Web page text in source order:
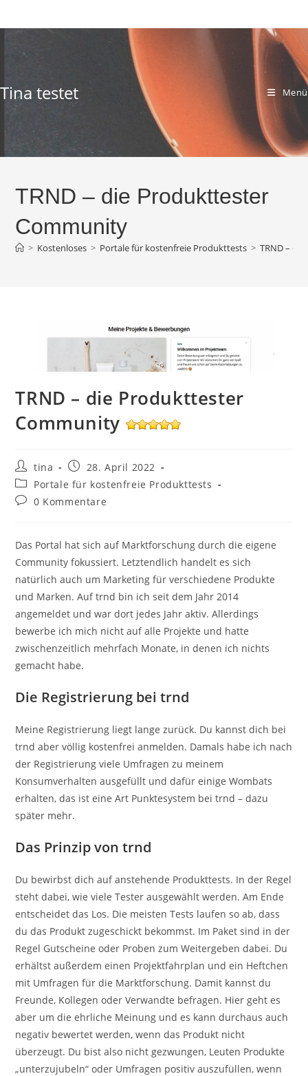
Inhalt
Tina testet Menü
TRND – die Produkttester
Community
> Kostenloses > Portale für kostenfreie Produkttests > TRND –
TRND – die Produkttester
Community
Beitrags-
Autor:
tina
Beitrag
veröffentlicht:
28. April 2022
Beitrags-
Kategorie:
Portale für kostenfreie Produkttests
Beitrags-
0 Kommentare
Das Portal hat sich auf Marktforschung durch die eigene
Community fokussiert. Letztendlich handelt es sich
natürlich auch um Marketing für verschiedene Produkte
und Marken. Auf trnd bin ich seit dem Jahr 2014
angemeldet und war dort jedes Jahr aktiv. Allerdings
bewerbe ich mich nicht auf alle Projekte und hatte
zwischenzeitlich mehrfach Monate, in denen ich nichts
gemacht habe.
Die Registrierung bei trnd
Meine Registrierung liegt lange zurück. Du kannst dich bei
trnd aber völlig kostenfrei anmelden. Damals habe ich nach
der Registrierung viele Umfragen zu meinem
Konsumverhalten ausgefüllt und dafür einige Wombats
erhalten, das ist eine Art Punktesystem bei trnd – dazu
später mehr.
Das Prinzip von trnd
Du bewirbst dich auf anstehende Produkttests. In der Regel
steht dabei, wie viele Tester ausgewählt werden. Am Ende
entscheidet das Los. Die meisten Tests laufen so ab, dass
du das Produkt zugeschickt bekommst. Im Paket sind in der
Regel Gutscheine oder Proben zum Weitergeben dabei. Du
erhältst außerdem einen Projektfahrplan und ein Heftchen
mit Umfragen für die Marktforschung. Damit kannst du
Freunde, Kollegen oder Verwandte befragen. Hier geht es
aber um die ehrliche Meinung und es kann durchaus auch
negativ bewertet werden, wenn das Produkt nicht
überzeugt. Du bist also nicht gezwungen, Leuten Produkte
„unterzujubeln“ oder Umfragen positiv auszufüllen, wenn